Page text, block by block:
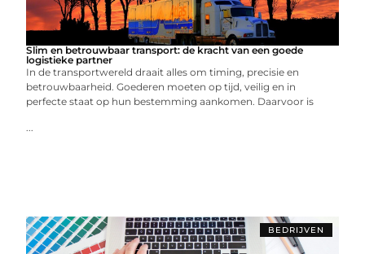
Slim en betrouwbaar transport: de kracht van een goede
logistieke partner
In de transportwereld draait alles om timing, precisie en
betrouwbaarheid. Goederen moeten op tijd, veilig en in
perfecte staat op hun bestemming aankomen. Daarvoor is
...
BEDRIJVEN